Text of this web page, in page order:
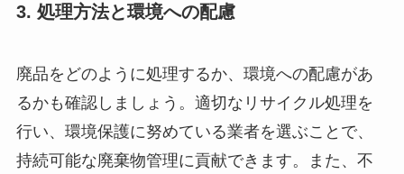
3. 処理方法と環境への配慮
廃品をどのように処理するか、環境への配慮があ
るかも確認しましょう。適切なリサイクル処理を
行い、環境保護に努めている業者を選ぶことで、
持続可能な廃棄物管理に貢献できます。また、不